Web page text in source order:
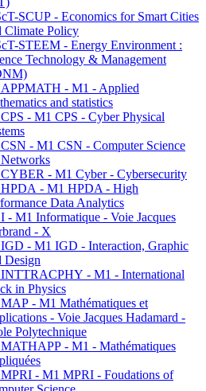
SCUP - Economics for Smart Cities
Climate Policy
STEEM - Energy Environment :
Technology & Management
- M1 - Applied
and statistics
- M1 CPS - Cyber Physical
- M1 CSN - Computer Science
- M1 Cyber - Cybersecurity
- M1 HPDA - High
Data Analytics
- M1 Informatique - Voie Jacques
- X
- M1 IGD - Interaction, Graphic
Design
- M1 - International
in Physics
- M1 Mathématiques et
- Voie Jacques Hadamard -
Polytechnique
- M1 - Mathématiques
- M1 MPRI - Foudations of